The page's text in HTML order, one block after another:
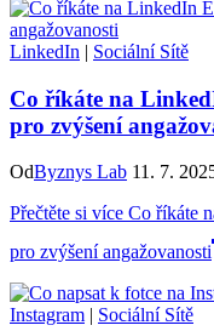
LinkedIn | Sociální Sítě
Co říkáte na
pro zvýšení
OdByznys Lab 11. 7.
Přečtěte si více Co říkáte
pro zvýšení angažovanosti
Instagram | Sociální Sítě